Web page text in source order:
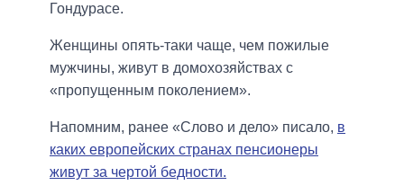
Гондурасе.
Женщины опять-таки чаще, чем пожилые
мужчины, живут в домохозяйствах с
«пропущенным поколением».
Напомним, ранее «Слово и дело» писало, в
каких европейских странах пенсионеры
живут за чертой бедности.